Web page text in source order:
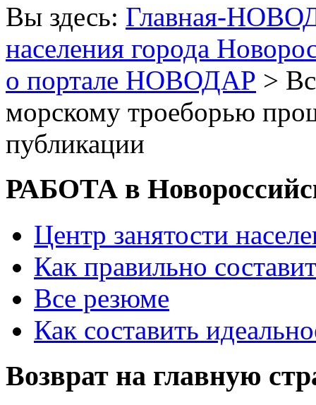
Вы здесь: Главная-
населения города
о портале НОВОДАР >
морскому троеборью
публикации
РАБОТА в
Центр занятости
Как правильно
Все резюме
Как составить
Возврат на главную